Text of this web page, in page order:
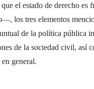
el estado de derecho
los tres elementos
de la política pública
de la sociedad civil, así
general.